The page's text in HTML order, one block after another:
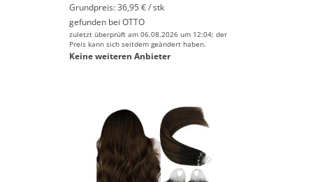
Grundpreis: 36,95 € / stk
gefunden bei OTTO
zuletzt überprüft am 06.08.2026 um 12:04; der
Preis kann sich seitdem geändert haben.
Keine weiteren Anbieter